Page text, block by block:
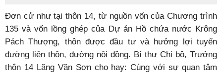
Đơn cử như tại thôn 14, từ nguồn vốn của Chương trình
135 và vốn lồng ghép của Dự án Hồ chứa nước Krông
Pách Thượng, thôn được đầu tư và hưởng lợi tuyến
đường liên thôn, đường nội đồng. Bí thư Chi bộ, Trưởng
thôn 14 Lăng Văn Sơn cho hay: Cùng với sự quan tâm